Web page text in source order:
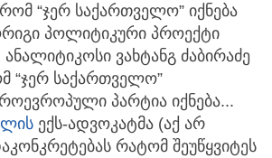
“ჯერ საქართველო” იქნება
პოლიტიკური პროექტი
ვახტანგ ძაბირაძე
“ჯერ საქართველო”
პარტია იქნება...
ექს-ადვოკატმა (აქ არ
რატომ შეუწყვიტეს